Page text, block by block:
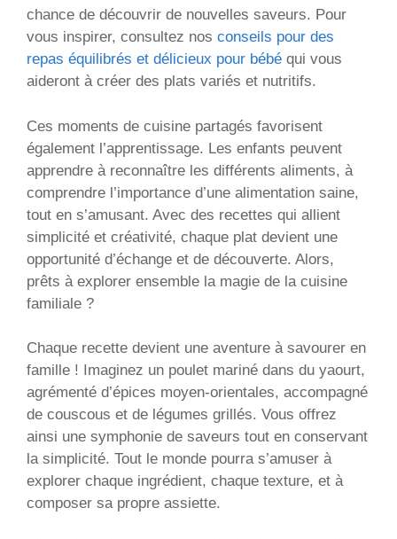
chance de découvrir de nouvelles saveurs. Pour
vous inspirer, consultez nos conseils pour des
repas équilibrés et délicieux pour bébé qui vous
aideront à créer des plats variés et nutritifs.
Ces moments de cuisine partagés favorisent
également l’apprentissage. Les enfants peuvent
apprendre à reconnaître les différents aliments, à
comprendre l’importance d’une alimentation saine,
tout en s’amusant. Avec des recettes qui allient
simplicité et créativité, chaque plat devient une
opportunité d’échange et de découverte. Alors,
prêts à explorer ensemble la magie de la cuisine
familiale ?
Chaque recette devient une aventure à savourer en
famille ! Imaginez un poulet mariné dans du yaourt,
agrémenté d’épices moyen-orientales, accompagné
de couscous et de légumes grillés. Vous offrez
ainsi une symphonie de saveurs tout en conservant
la simplicité. Tout le monde pourra s’amuser à
explorer chaque ingrédient, chaque texture, et à
composer sa propre assiette.